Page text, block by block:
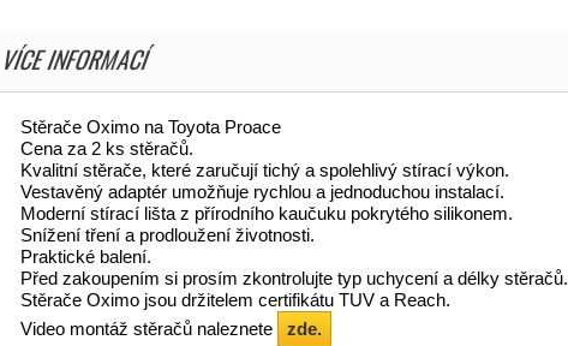
VÍCE INFORMACÍ
Stěrače Oximo na Toyota Proace
Cena za 2 ks stěračů.
Kvalitní stěrače, které zaručují tichý a spolehlivý stírací výkon.
Vestavěný adaptér umožňuje rychlou a jednoduchou instalací.
Moderní stírací lišta z přírodního kaučuku pokrytého silikonem.
Snížení tření a prodloužení životnosti.
Praktické balení.
Před zakoupením si prosím zkontrolujte typ uchycení a délky stěračů.
Stěrače Oximo jsou držitelem certifikátu TUV a Reach.
Video montáž stěračů naleznete
zde.